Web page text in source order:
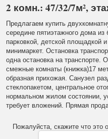
2 комн.: 47/32/7м²,
Предлагаем купить
середине пятиэтажного дома
парковкой, детской площадкой
минимаркет. Остановка
одна остановка на
смежные комнаты (книжка)17
образная прихожая. Санузел
стеклопакетом, центральное
нормальном жилом состоянии,
требует вложений. Прямая
Пожалуйста, скажите что